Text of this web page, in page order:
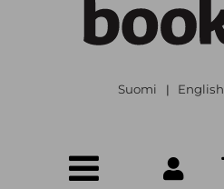
Suomi | English